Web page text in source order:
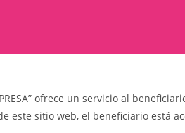
ofrece un servicio al
sitio web, el beneficiario está